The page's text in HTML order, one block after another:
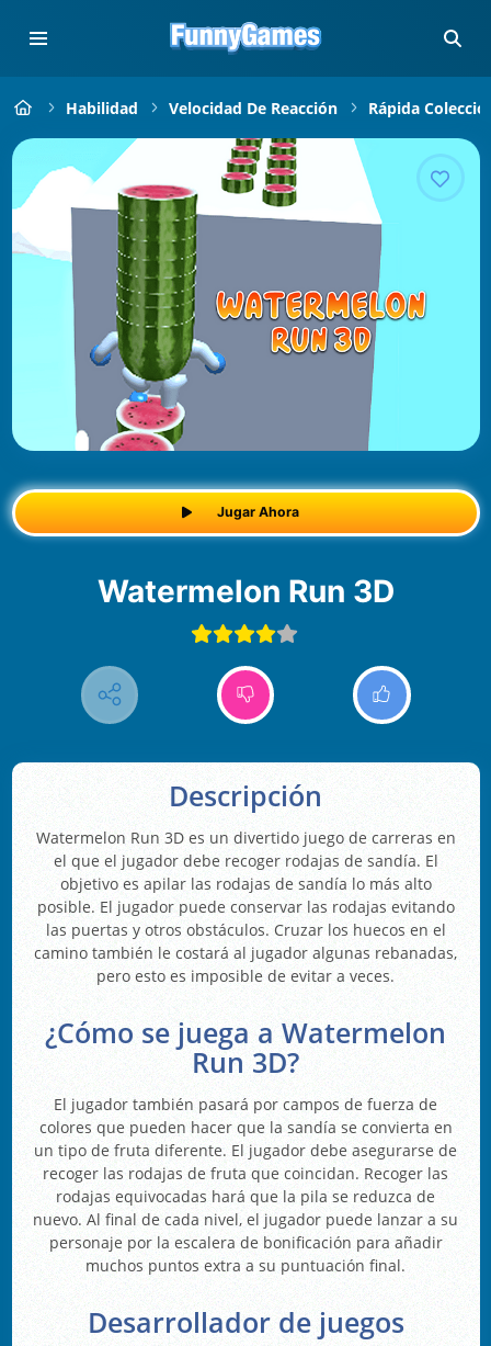
Habilidad Velocidad De Reacción Rápida
Jugar Ahora
Watermelon Run 3D
Descripción
Watermelon Run 3D es un divertido juego de carreras en
el que el jugador debe recoger rodajas de sandía. El
objetivo es apilar las rodajas de sandía lo más alto
posible. El jugador puede conservar las rodajas evitando
las puertas y otros obstáculos. Cruzar los huecos en el
camino también le costará al jugador algunas rebanadas,
pero esto es imposible de evitar a veces.
¿Cómo se juega a Watermelon
Run 3D?
El jugador también pasará por campos de fuerza de
colores que pueden hacer que la sandía se convierta en
un tipo de fruta diferente. El jugador debe asegurarse de
recoger las rodajas de fruta que coincidan. Recoger las
rodajas equivocadas hará que la pila se reduzca de
nuevo. Al final de cada nivel, el jugador puede lanzar a su
personaje por la escalera de bonificación para añadir
muchos puntos extra a su puntuación final.
Desarrollador de juegos